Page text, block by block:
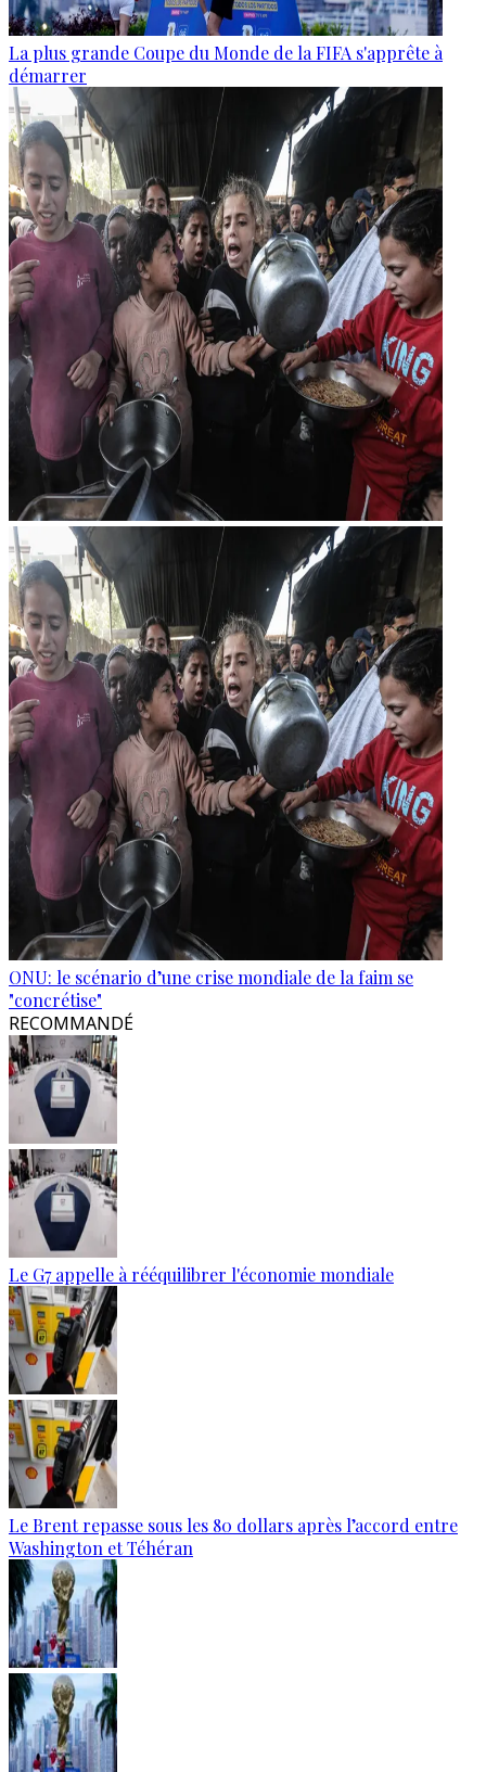
La plus grande Coupe du Monde de la FIFA s'apprête à
démarrer
ONU: le scénario d’une crise mondiale de la faim se
"concrétise"
RECOMMANDÉ
Le G7 appelle à rééquilibrer l'économie mondiale
Le Brent repasse sous les 80 dollars après l’accord entre
Washington et Téhéran